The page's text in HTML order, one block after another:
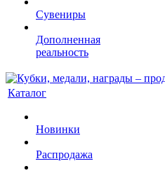
Сувениры
Дополненная
реальность
Каталог
Новинки
Распродажа